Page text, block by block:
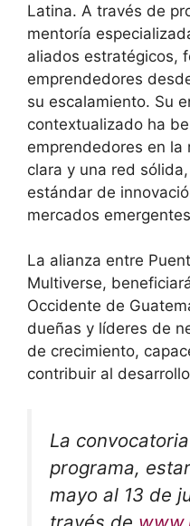
Latina. A través de
mentoría
aliados estratégicos,
emprendedores
su escalamiento. Su
contextualizado ha
emprendedores en la
clara y una red
estándar de
mercados
La alianza entre
Multiverse,
Occidente de
dueñas y líderes de
de crecimiento,
contribuir al
La
programa,
mayo al 13 de